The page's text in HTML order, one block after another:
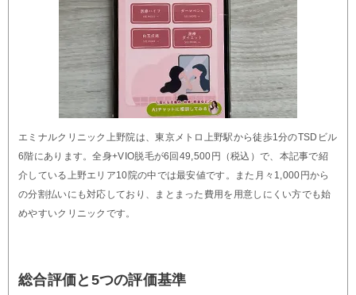
エミナルクリニック上野院は、東京メトロ上野駅から徒歩1分のTSDビル
6階にあります。全身+VIO脱毛が6回49,500円（税込）で、本記事で紹
介している上野エリア10院の中では最安値です。また月々1,000円から
の分割払いにも対応しており、まとまった費用を用意しにくい方でも始
めやすいクリニックです。
総合評価と5つの評価基準